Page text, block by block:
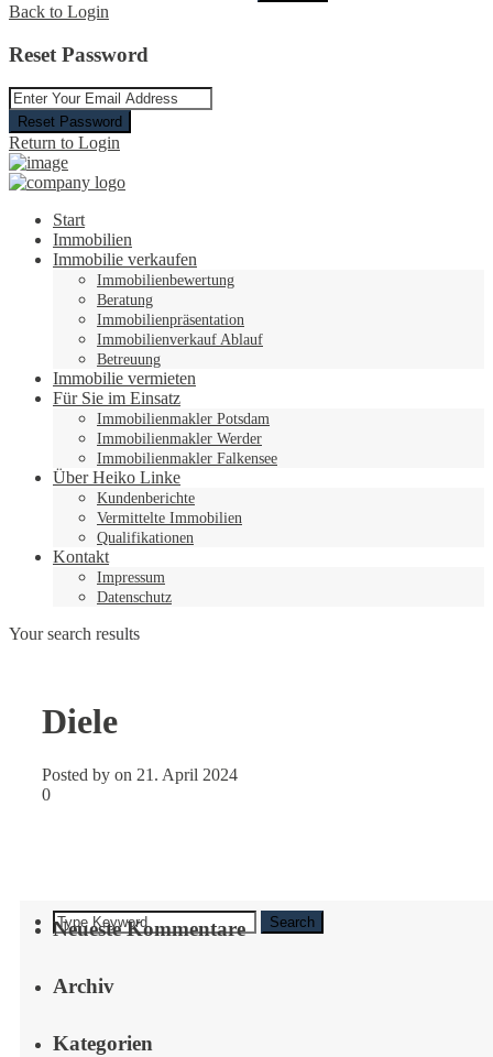
Back to Login
Reset Password
Reset Password
Return to Login
Start
Immobilien
Immobilie verkaufen
Immobilienbewertung
Beratung
Immobilienpräsentation
Immobilienverkauf Ablauf
Betreuung
Immobilie vermieten
Für Sie im Einsatz
Immobilienmakler Potsdam
Immobilienmakler Werder
Immobilienmakler Falkensee
Über Heiko Linke
Kundenberichte
Vermittelte Immobilien
Qualifikationen
Kontakt
Impressum
Datenschutz
Your search results
Diele
Posted by on 21. April 2024
0
Search
Neueste Kommentare
Archiv
Kategorien